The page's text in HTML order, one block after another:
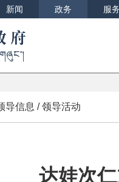
新闻 政务 服务
导信息 /领导活动
达娃次